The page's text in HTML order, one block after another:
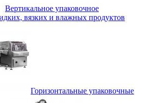
Вертикальное упаковочное
вязких и влажных продуктов
Горизонтальные упаковочные